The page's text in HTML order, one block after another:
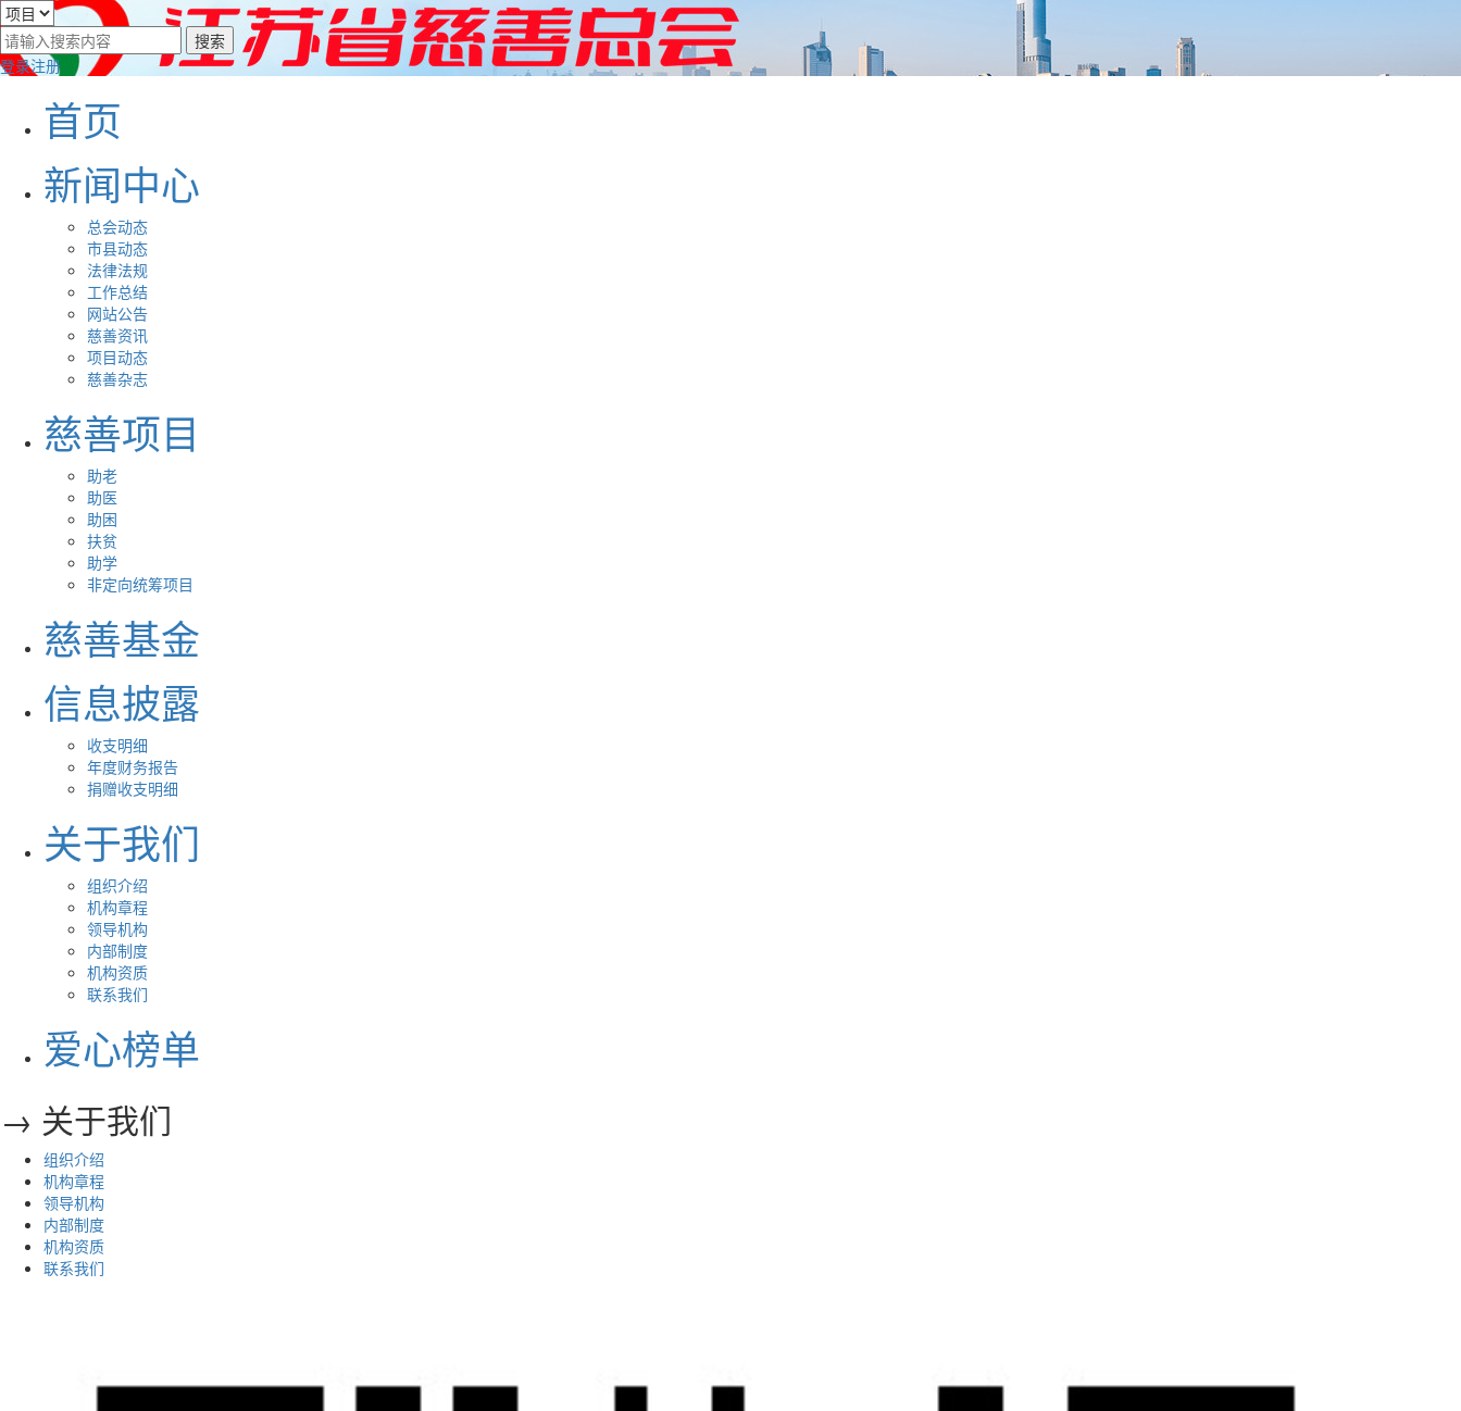
登录注册
首页
新闻中心
总会动态
市县动态
法律法规
工作总结
网站公告
慈善资讯
项目动态
慈善杂志
慈善项目
助老
助医
助困
扶贫
助学
非定向统筹项目
慈善基金
信息披露
收支明细
年度财务报告
捐赠收支明细
关于我们
组织介绍
机构章程
领导机构
内部制度
机构资质
联系我们
爱心榜单
→ 关于我们
组织介绍
机构章程
领导机构
内部制度
机构资质
联系我们